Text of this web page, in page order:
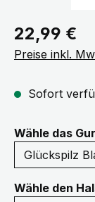
Regulärer Preis:
22,99 €
Preise inkl.
Sofort
Wähle das
Wähle den